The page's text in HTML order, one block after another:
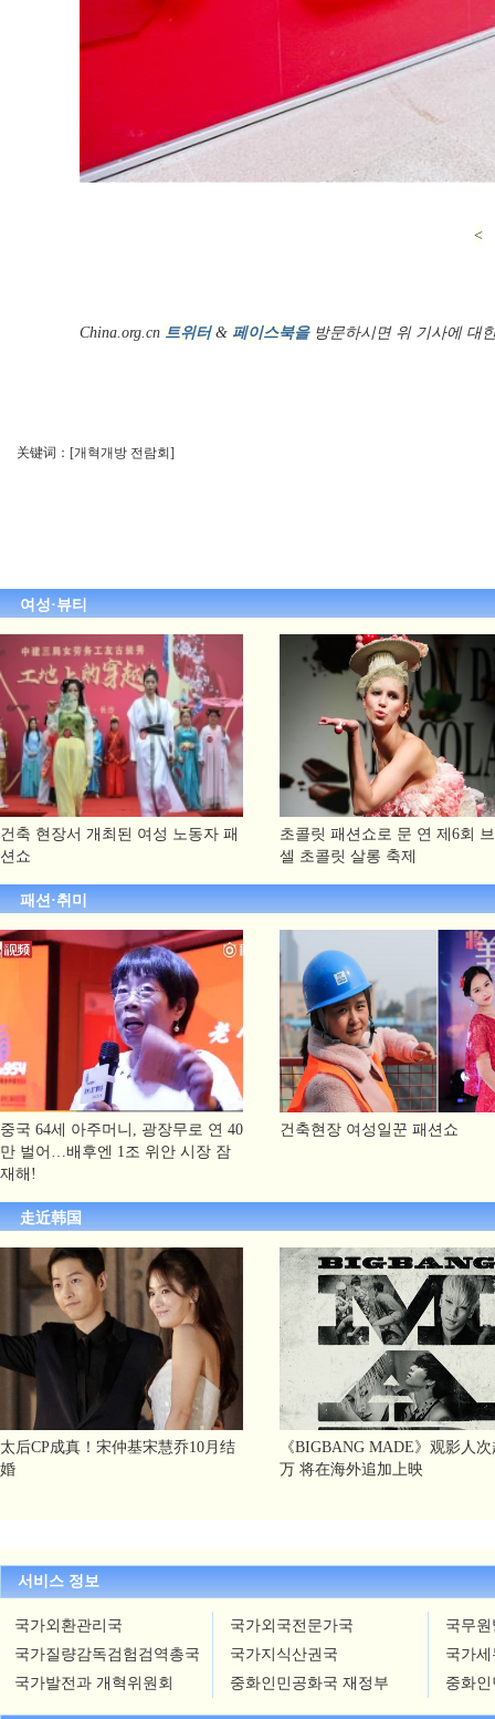
<
China.org.cn 트위터& 페이스북을방문하시면 위 기사에 대
关键词：[개혁개방 전람회]